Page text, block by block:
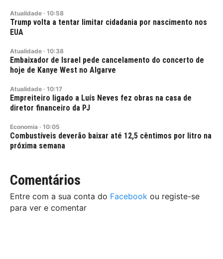
Atualidade · 10:58
Trump volta a tentar limitar cidadania por nascimento nos
EUA
Atualidade · 10:38
Embaixador de Israel pede cancelamento do concerto de
hoje de Kanye West no Algarve
Atualidade · 10:17
Empreiteiro ligado a Luís Neves fez obras na casa de
diretor financeiro da PJ
Economia · 10:05
Combustíveis deverão baixar até 12,5 cêntimos por litro na
próxima semana
Comentários
Entre com a sua conta do Facebook ou registe-se
para ver e comentar